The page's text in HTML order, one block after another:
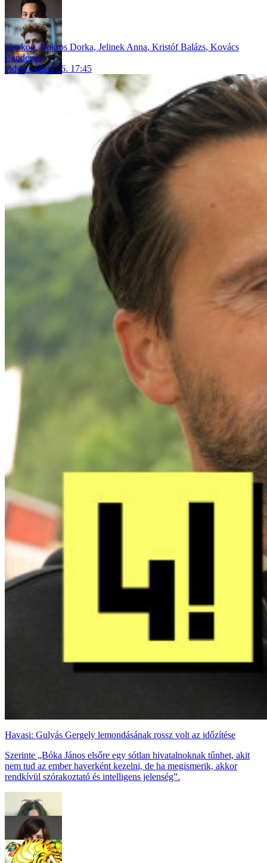
plankog,Bokros Dorka, Jelinek Anna, Kristóf Balázs, Kovács
Bendegúz
video
július 26. 17:45
Havasi: Gulyás Gergely lemondásának rossz volt az időzítése
Szerinte „Bóka János elsőre egy sótlan hivatalnoknak tűnhet, akit
nem tud az ember haverként kezelni, de ha megismerik, akkor
rendkívül szórakoztató és intelligens jelenség”.